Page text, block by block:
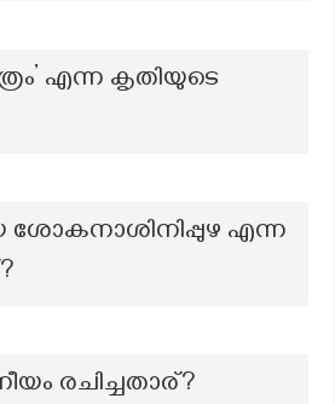
എന്ന കൃതിയുടെ
ശോകനാശിനിപ്പുഴ എന്ന
രചിച്ചതാര്?